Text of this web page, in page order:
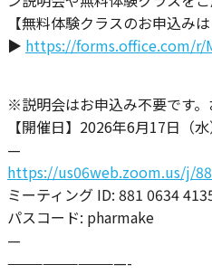
【無料体験クラスのお申込みは
▶ https://forms.office.com/r/
※説明会はお申込み不要です。
【開催日】2026年6月17日（
—
https://us06web.zoom.us/j/
ミーティング ID: 881 0634
パスコード: pharmake
—
——————————-